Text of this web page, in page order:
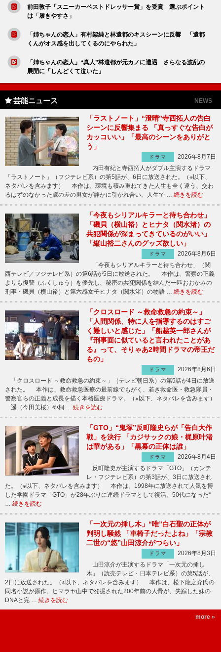
前田敦子「スニーカーベストドレッサー賞」を受賞 選ぶポイント
は「履きやすさ」
「姉ちゃんの恋人」有村架純と林遣都のキスシーンに反響 「遣都
くんがオス感を出してくるのにやられた」
「姉ちゃんの恋人」“真人”林遣都が元カノに遭遇 さらなる波乱の
展開に「しんどくて泣いた」
芸能ニュース NEWS
「ラストノート」“澄晴”寺西拓人の告白
シーンに反響集まる 「真っすぐな告白が
カッコいい」「最高のシーンをありがと
う」
ドラマ
2026年8月7日
内田有紀と寺西拓人がダブル主演するドラマ
「ラストノート」（フジテレビ系）の第5話が、6日に放送された。（※以下、
ネタバレを含みます） 本作は、環境も積み重ねてきた人生も全く違う、交わ
るはずのなかった歳の差の男女が静かに引かれ合い、人生で … 続きを読む
「今夜もシリアルキラーと待ち合わせ」
「磯貝（横山裕）とヒナタ（関水渚）の
共犯関係が深まってきているのがいい」
「縦山裕二さんのグッズ欲しい」
ドラマ
2026年8月6日
「今夜もシリアルキラーと待ち合わせ」（関
西テレビ／フジテレビ系）の第6話が5日に放送された。 本作は、警察の正義
よりも復讐（ふくしゅう）を優先し、秘密の共犯関係を結んだ一匹おおかみの
刑事・磯貝（横山裕）と第六感女子ヒナタ（関水渚）の物語 … 続きを読む
「クロスロード ～救命救急の約束～」
「人間関係、特に人を指導するのはすご
く難しいと感じた」「船越英一郎さんが
『刑事面に似ていると言われたことがあ
る』って、そりゃあ2時間ドラマの帝王だ
もの」
ドラマ
2026年8月6日
「クロスロード ～救命救急の約束～」（テレビ朝日系）の第5話が4日に放送
された。 本作は、救命救急医療の最前線でもがく、若き救命医・救急隊員・
警察官らの正義と成長を描く本格医療ドラマ。（※以下、ネタバレを含みます）
遥（今田美桜）や桐 … 続きを読む
「GTO」“鬼塚”反町隆史らが「告白大作
戦」を決行 「カジサックの娘・梶原叶渚
は華がある」「黒幕の正体は誰」
ドラマ
2026年8月4日
反町隆史が主演するドラマ「GTO」（カンテ
レ・フジテレビ系）の第3話が、3日に放送され
た。（※以下、ネタバレを含みます） 本作は、1998年に放送されて人気を博
した学園ドラマ「GTO」が28年ぶりに連続ドラマとして復活。50代になった“
… 続きを読む
「一次元の挿し木」“唯”白石聖の正体が
判明し騒然 「車椅子だったよね」「宗教
二世の“悠”山田涼介がつらい」
ドラマ
2026年8月3日
山田涼介が主演するドラマ「一次元の挿し
木」（読売テレビ・日本テレビ系）の第5話が、
2日に放送された。（※以下、ネタバレを含みます） 本作は、松下龍之介氏の
同名小説が原作。ヒマラヤ山中で発掘された200年前の人骨が、失踪した妹の
DNAと完 … 続きを読む
more »